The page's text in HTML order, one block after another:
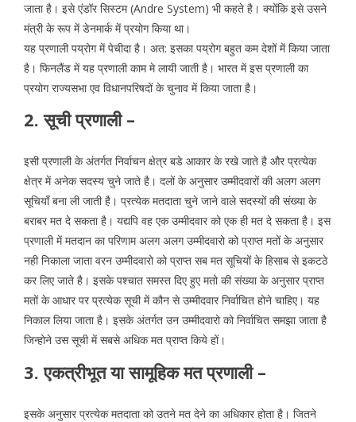
जाता है। इसे एंडॉर सिस्टम (Andre System) भी कहते है। क्योंकि इसे उसने
मंत्री के रूप में डेनमार्क में प्रयोग किया था।
यह प्रणाली पय्रोग में पेचीदा है। अत: इसका पय्रोग बहुत कम देशों में किया जाता
है। फिनलैंड में यह प्रणाली काम मे लायी जाती है। भारत में इस प्रणाली का
प्रयोग राज्यसभा एव विधानपरिषदों के चुनाव में किया जाता है।
2. सूची प्रणाली –
इसी प्रणाली के अंतर्गत निर्वाचन क्षेत्र बडे आकार के रखे जाते है और प्रत्येक
क्षेत्र में अनेक सदस्य चुने जाते है। दलों के अनुसार उम्मीदवारों की अलग अलग
सूचियाँ बना ली जाती है। प्रत्येक मतदाता चुने जाने वाले सदस्यों की संख्या के
बराबर मत दे सकता है। यद्यपि वह एक उम्मीदवार को एक ही मत दे सकता है। इस
प्रणाली में मतदान का परिणाम अलग अलग उम्मीदवारो को प्राप्त मतों के अनुसार
नही निकाला जाता वरन उम्मीदवारो को प्राप्त सब मत सूचियों के हिसाब से इकटठे
कर लिए जाते है। इसके पश्चात समस्त दिए हुए मतो की संख्या के अनुसार प्राप्त
मतों के आधार पर प्रत्येक सूची में कौन से उम्मीदवार निर्वाचित होने चाहिए। यह
निकाल लिया जाता है। इसके अंतर्गत उन उम्मीदवारो को निर्वाचित समझा जाता है
जिन्होने उस सूची में सबसे अधिक मत प्राप्त किये हों।
3. एकत्रीभूत या सामूहिक मत प्रणाली –
इसके अनुसार प्रत्येक मतदाता को उतने मत देने का अधिकार होता है। जितने